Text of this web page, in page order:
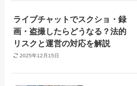
ライブチャットでスクショ・録
画・盗撮したらどうなる？法的
リスクと運営の対応を解説
2025年12月15日